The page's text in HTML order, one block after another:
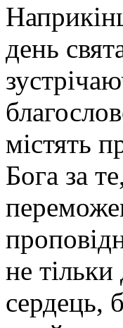
день
містять
Бога за
не
сердець,